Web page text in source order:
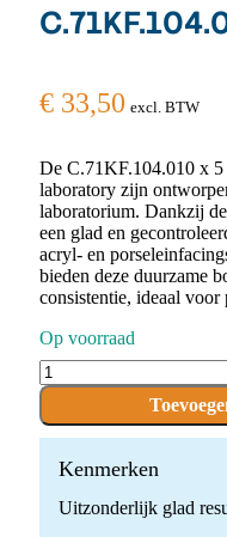
€ 33,50 excl. BTW
De C.71KF.104.010 x
laboratory zijn
laboratorium. Dankzij
een glad en
acryl- en
bieden deze duurzame
consistentie, ideaal voor
Op voorraad
C.71KF.104.010
x
boren
quantity
Kenmerken
Uitzonderlijk glad